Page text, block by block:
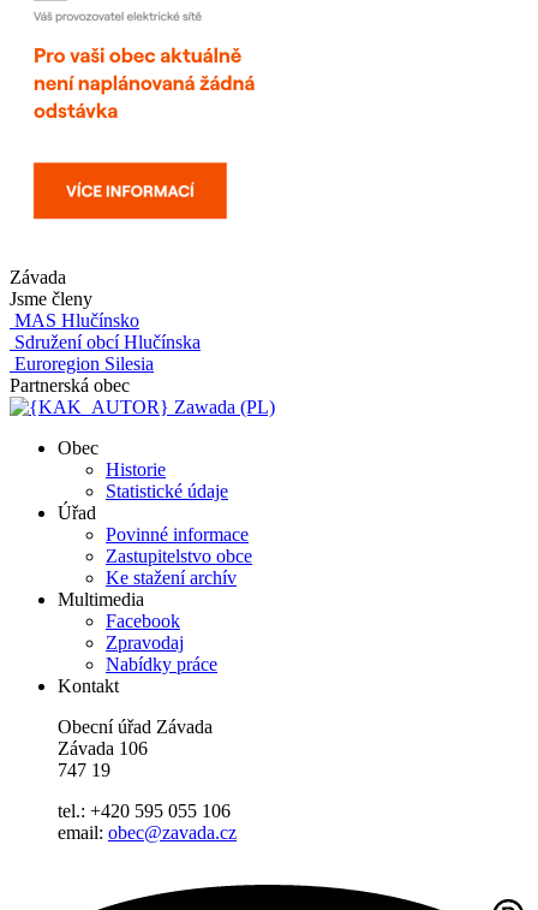
Závada
Jsme členy
MAS Hlučínsko
Sdružení obcí Hlučínska
Euroregion Silesia
Partnerská obec
Zawada (PL)
Obec
Historie
Statistické údaje
Úřad
Povinné informace
Zastupitelstvo obce
Ke stažení archív
Multimedia
Facebook
Zpravodaj
Nabídky práce
Kontakt
Obecní úřad Závada
Závada 106
747 19
tel.: +420 595 055 106
email: obec@zavada.cz